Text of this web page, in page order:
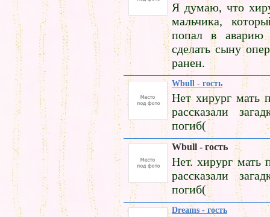
Я думаю, что
мальчика,
попал в
сделать сыну
ранен.
Wbull - гость
Нет хирург мать
рассказали
погиб(
Wbull - гость
Нет. хирург мать
рассказали
погиб(
Dreams - гость